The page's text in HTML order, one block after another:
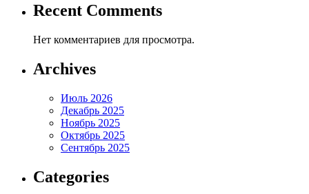
Recent Comments
Нет комментариев для просмотра.
Archives
Июль 2026
Декабрь 2025
Ноябрь 2025
Октябрь 2025
Сентябрь 2025
Categories